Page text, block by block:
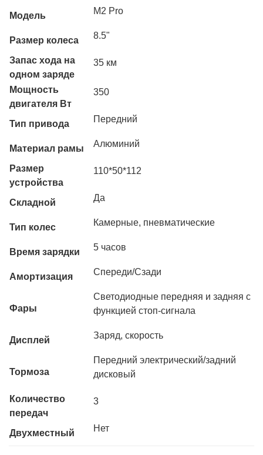
Модель M2 Pro
Размер колеса 8.5"
Запас хода на
одном заряде
35 км
Мощность
двигателя Вт
350
Тип привода Передний
Материал рамы Алюминий
Размер
устройства
110*50*112
Складной Да
Тип колес Камерные, пневматические
Время зарядки 5 часов
Амортизация Спереди/Сзади
Фары
Светодиодные передняя и задняя с
функцией стоп-сигнала
Дисплей Заряд, скорость
Тормоза
Передний электрический/задний
дисковый
Количество
передач
3
Двухместный Нет